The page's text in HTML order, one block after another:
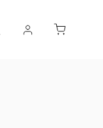
Akce